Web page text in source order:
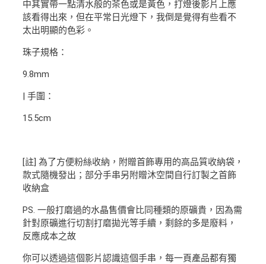
中其實帶一點清水般的茶色或是黃色，打燈後影片上應
該看得出來，但在平常日光燈下，我倒是覺得有些看不
太出明顯的色彩。
珠子規格：
9.8mm
| 手圍：
15.5cm
[註] 為了方便粉絲收納，附贈首飾專用的高品質收納袋，
款式隨機發出；部分手串另附贈沐空間自行訂製之首飾
收納盒
PS. 一般打磨過的水晶售價會比同種類的原礦貴，因為需
針對原礦進行切割打磨拋光等手續，剩餘的多是廢料，
反應成本之故
你可以透過這個影片認識這個手串，每一頁產品都有獨